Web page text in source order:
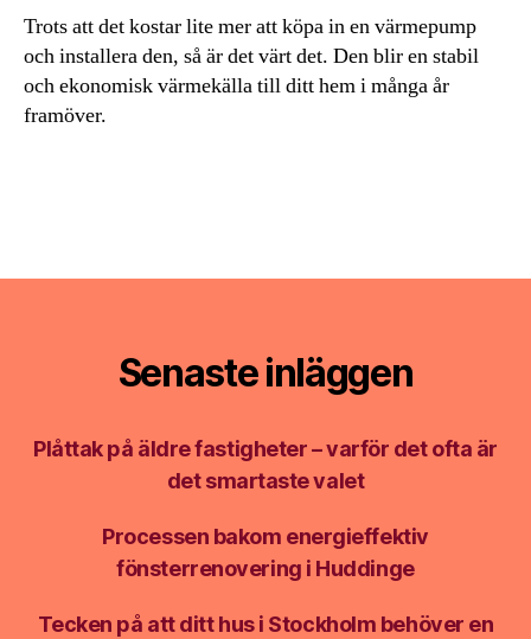
Trots att det kostar lite mer att köpa in en värmepump
och installera den, så är det värt det. Den blir en stabil
och ekonomisk värmekälla till ditt hem i många år
framöver.
Senaste inläggen
Plåttak på äldre fastigheter – varför det ofta är
det smartaste valet
Processen bakom energieffektiv
fönsterrenovering i Huddinge
Tecken på att ditt hus i Stockholm behöver en